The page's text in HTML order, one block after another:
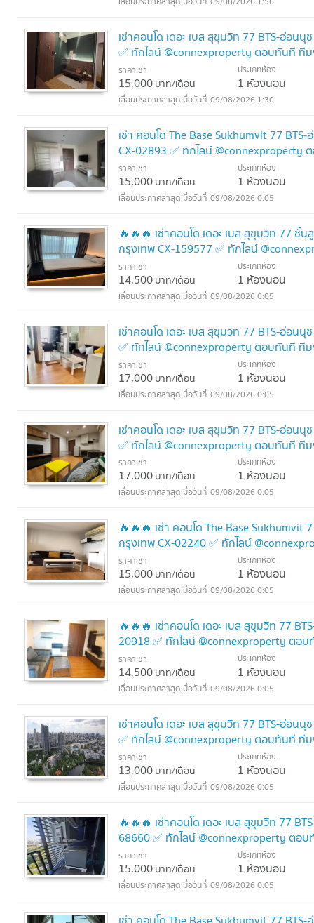
เช่าคอนโด เดอะ เบส สุขุมวิท 77 BTS-อ่อน
✅ ทักไลน์ @connexproperty ตอบทันที ที
ราคาเช่า
15,000บาท/เดือน
ประเภทห้อง
1 ห้องนอน
09/08/2026 1:30
เช่า คอนโด The Base Sukhumvit 77
CX-02893 ✅ ทักไลน์
ราคาเช่า
15,000บาท/เดือน
ประเภทห้อง
1 ห้องนอน
09/08/2026 0:05
🔥🔥🔥 เช่าคอนโด เดอะ เบส สุขุมวิท 77 ชั้
กรุงเทพ CX-159577 ✅ ทักไลน์
ราคาเช่า
14,500บาท/เดือน
ประเภทห้อง
1 ห้องนอน
09/08/2026 0:05
เช่าคอนโด เดอะ เบส สุขุมวิท 77 BTS-อ่อน
✅ ทักไลน์ @connexproperty ตอบทันที ที
ราคาเช่า
17,000บาท/เดือน
ประเภทห้อง
1 ห้องนอน
09/08/2026 0:05
เช่าคอนโด เดอะ เบส สุขุมวิท 77 BTS-อ่อน
✅ ทักไลน์ @connexproperty ตอบทันที ที
ราคาเช่า
17,000บาท/เดือน
ประเภทห้อง
1 ห้องนอน
09/08/2026 0:05
🔥🔥🔥 เช่า คอนโด The Base
กรุงเทพ CX-02240 ✅ ทักไลน์
ราคาเช่า
15,000บาท/เดือน
ประเภทห้อง
1 ห้องนอน
09/08/2026 0:05
🔥🔥🔥 เช่าคอนโด เดอะ เบส สุขุมวิท 77
20918 ✅ ทักไลน์ @connexproperty ตอ
ราคาเช่า
14,500บาท/เดือน
ประเภทห้อง
1 ห้องนอน
09/08/2026 0:05
เช่าคอนโด เดอะ เบส สุขุมวิท 77 BTS-อ่อน
✅ ทักไลน์ @connexproperty ตอบทันที ที
ราคาเช่า
13,000บาท/เดือน
ประเภทห้อง
1 ห้องนอน
09/08/2026 0:05
🔥🔥🔥 เช่าคอนโด เดอะ เบส สุขุมวิท 77
68660 ✅ ทักไลน์ @connexproperty ตอ
ราคาเช่า
15,000บาท/เดือน
ประเภทห้อง
1 ห้องนอน
09/08/2026 0:05